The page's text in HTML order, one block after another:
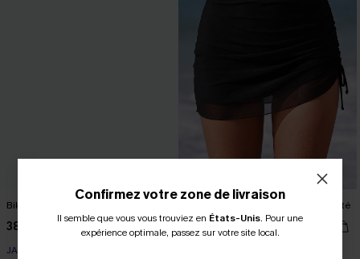
Bikini bleu aqua lumineux
38,00 €
JACQUARD
Jupe de bain noire ruchée sur le côté
28,00 €
Confirmez votre zone de livraison
Il semble que vous vous trouviez en États-Unis. Pour une
expérience optimale, passez sur votre site local.